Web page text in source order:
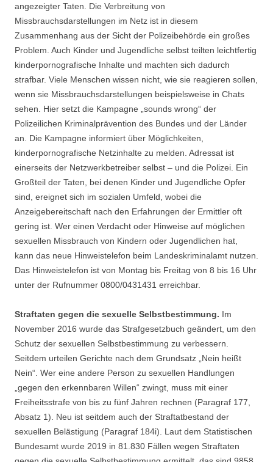
angezeigter Taten. Die Verbreitung von
Missbrauchsdarstellungen im Netz ist in diesem
Zusammenhang aus der Sicht der Polizeibehörde ein großes
Problem. Auch Kinder und Jugendliche selbst teilten leichtfertig
kinderpornografische Inhalte und machten sich dadurch
strafbar. Viele Menschen wissen nicht, wie sie reagieren sollen,
wenn sie Missbrauchsdarstellungen beispielsweise in Chats
sehen. Hier setzt die Kampagne „sounds wrong“ der
Polizeilichen Kriminalprävention des Bundes und der Länder
an. Die Kampagne informiert über Möglichkeiten,
kinderpornografische Netzinhalte zu melden. Adressat ist
einerseits der Netzwerkbetreiber selbst – und die Polizei. Ein
Großteil der Taten, bei denen Kinder und Jugendliche Opfer
sind, ereignet sich im sozialen Umfeld, wobei die
Anzeigebereitschaft nach den Erfahrungen der Ermittler oft
gering ist. Wer einen Verdacht oder Hinweise auf möglichen
sexuellen Missbrauch von Kindern oder Jugendlichen hat,
kann das neue Hinweistelefon beim Landeskriminalamt nutzen.
Das Hinweistelefon ist von Montag bis Freitag von 8 bis 16 Uhr
unter der Rufnummer 0800/0431431 erreichbar.
Straftaten gegen die sexuelle Selbstbestimmung. Im
November 2016 wurde das Strafgesetzbuch geändert, um den
Schutz der sexuellen Selbstbestimmung zu verbessern.
Seitdem urteilen Gerichte nach dem Grundsatz „Nein heißt
Nein“. Wer eine andere Person zu sexuellen Handlungen
„gegen den erkennbaren Willen“ zwingt, muss mit einer
Freiheitsstrafe von bis zu fünf Jahren rechnen (Paragraf 177,
Absatz 1). Neu ist seitdem auch der Straftatbestand der
sexuellen Belästigung (Paragraf 184i). Laut dem Statistischen
Bundesamt wurde 2019 in 81.830 Fällen wegen Straftaten